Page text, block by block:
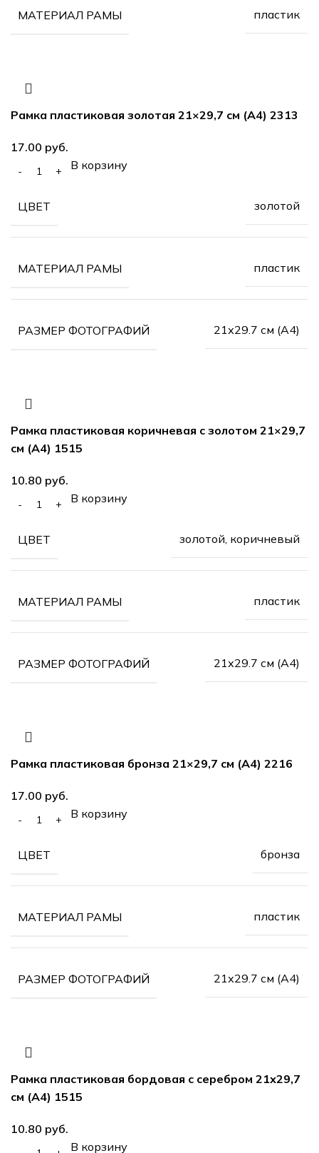
МАТЕРИАЛ РАМЫ пластик
Рамка пластиковая золотая 21×29,7 см (А4) 2313
17.00 руб.
В корзину
ЦВЕТ золотой
МАТЕРИАЛ РАМЫ пластик
РАЗМЕР ФОТОГРАФИЙ 21х29.7 см (А4)
Рамка пластиковая коричневая с золотом 21×29,7
см (А4) 1515
10.80 руб.
В корзину
ЦВЕТ золотой, коричневый
МАТЕРИАЛ РАМЫ пластик
РАЗМЕР ФОТОГРАФИЙ 21х29.7 см (А4)
Рамка пластиковая бронза 21×29,7 см (А4) 2216
17.00 руб.
В корзину
ЦВЕТ бронза
МАТЕРИАЛ РАМЫ пластик
РАЗМЕР ФОТОГРАФИЙ 21х29.7 см (А4)
Рамка пластиковая бордовая с серебром 21х29,7
см (А4) 1515
10.80 руб.
В корзину